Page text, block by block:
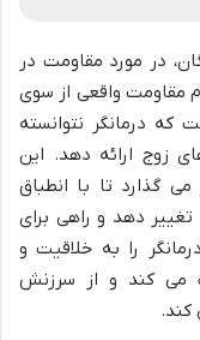
در مورد مقاومت در
مقاومت واقعی از سوی
که درمانگر نتوانسته
زوج ارائه دهد. این
گذارد تا با انطباق
تغییر دهد و راهی برای
را به خلاقیت و
می کند و از سرزنش
کند.